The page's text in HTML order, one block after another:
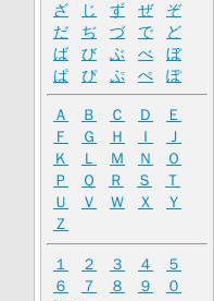
ざ
じ ず ぜ
ぞ
だ
ぢ づ で
ど
ば
び ぶ べ
ぼ
ぱ
ぴ ぷ ぺ ぽ
Ａ Ｂ Ｃ Ｄ
Ｅ
Ｆ
Ｇ Ｈ Ｉ
Ｊ
Ｋ
Ｌ Ｍ Ｎ
Ｏ
Ｐ
Ｑ Ｒ Ｓ
Ｔ
Ｕ
Ｖ Ｗ Ｘ
Ｙ
Ｚ
１ ２ ３ ４
５
６
７ ８ ９
０